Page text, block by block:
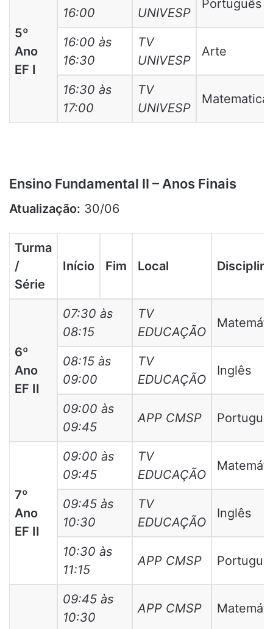
5º
Ano
EF I
16:00
UNIVESP
Português
16:00 às
16:30
TV
UNIVESP
Arte
16:30 às
17:00
TV
UNIVESP
Matematica
Ensino Fundamental II – Anos Finais
Atualização: 30/06
Turma
/
Série
Início Fim Local Disciplina
6º
Ano
EF II
07:30 às
08:15
TV
EDUCAÇÃO
08:15 às
09:00
TV
EDUCAÇÃO
Inglês
09:00 às
09:45
APP CMSP
7º
Ano
EF II
09:00 às
09:45
TV
EDUCAÇÃO
09:45 às
10:30
TV
EDUCAÇÃO
Inglês
10:30 às
11:15
APP CMSP
09:45 às
10:30
APP CMSP